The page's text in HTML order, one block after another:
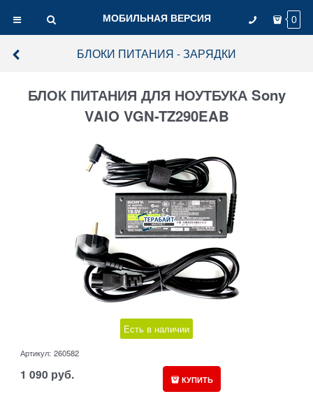
МОБИЛЬНАЯ ВЕРСИЯ 0
БЛОКИ ПИТАНИЯ - ЗАРЯДКИ
БЛОК ПИТАНИЯ ДЛЯ НОУТБУКА Sony
VAIO VGN-TZ290EAB
Есть в наличии
Артикул: 260582
1 090 руб. КУПИТЬ